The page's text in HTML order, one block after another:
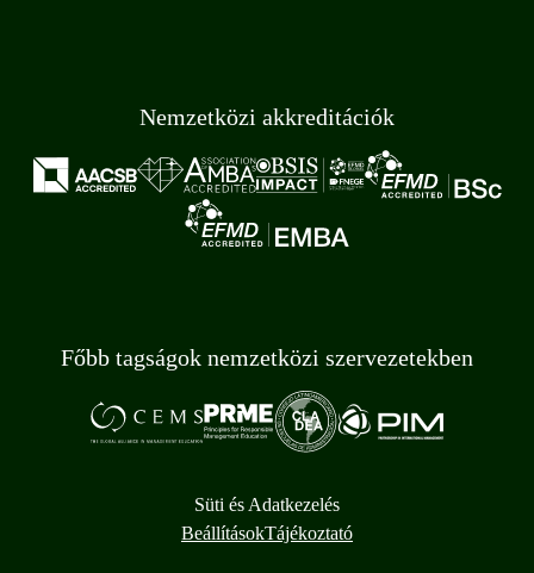
Nemzetközi akkreditációk
Főbb tagságok nemzetközi szervezetekben
Süti és Adatkezelés
BeállításokTájékoztató